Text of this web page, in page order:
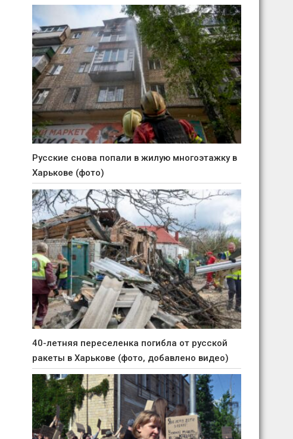
Русские снова попали в жилую многоэтажку в
Харькове (фото)
40-летняя переселенка погибла от русской
ракеты в Харькове (фото, добавлено видео)